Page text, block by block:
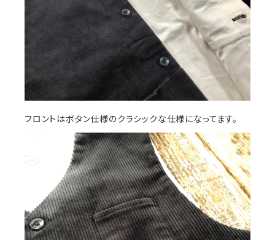
フロントはボタン仕様のクラシックな仕様になってます。